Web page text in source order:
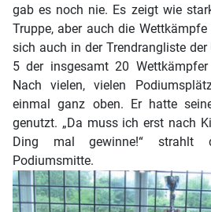
gab es noch nie. Es zeigt wie
Truppe, aber auch die
sich auch in der Trendrangliste der
5 der insgesamt 20
Nach vielen, vielen
einmal ganz oben. Er hatte
genutzt. „Da muss ich erst nach
Ding mal gewinne!“
Podiumsmitte.